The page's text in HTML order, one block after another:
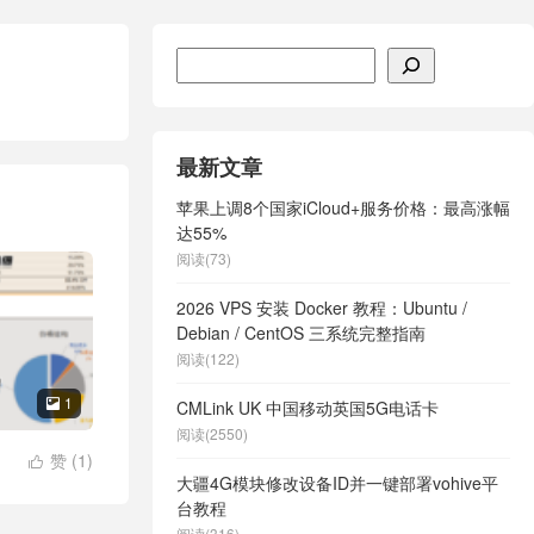
 1
 赞 (1)
最新文章
苹果上调8个国家iCloud+服务价格：最高涨幅
达55%
阅读(73)
2026 VPS 安装 Docker 教程：Ubuntu /
Debian / CentOS 三系统完整指南
阅读(122)
CMLink UK 中国移动英国5G电话卡
阅读(2550)
大疆4G模块修改设备ID并一键部署vohive平
台教程